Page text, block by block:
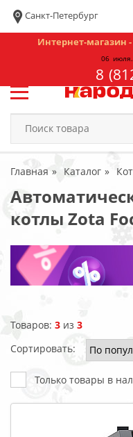
Санкт-Петербург
Интернет-магазин -
06
8
Главная Каталог
котлы Zota
Товаров: 3 из 3
Сортировать:
Только товары в